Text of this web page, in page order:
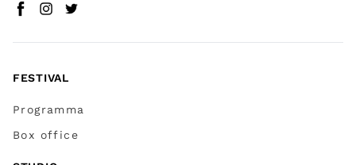
Facebook(
Instagram
Twitter
FESTIVAL
Programma
Box office